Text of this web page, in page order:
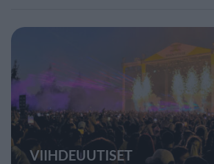
VIIHDEUUTISET